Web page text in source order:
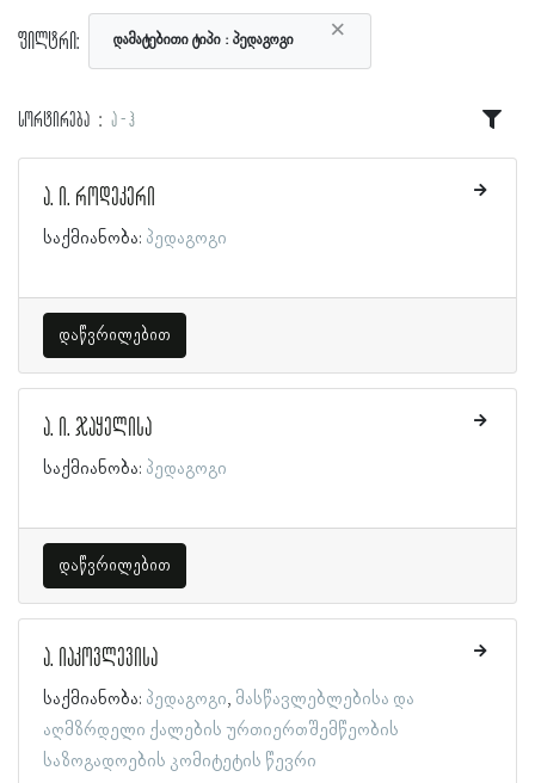
ფილტრი: ×
დამატებითი ტიპი პედაგოგი
სორტირება ა - ჰ
ა. ი. როდეკერი
საქმიანობა: პედაგოგი
დაწვრილებით
ა. ი. ჯაყელისა
საქმიანობა: პედაგოგი
დაწვრილებით
ა. იაკოვლევისა
საქმიანობა: პედაგოგი მასწავლებლებისა და
აღმზრდელი ქალების ურთიერთშემწეობის
საზოგადოების კომიტეტის წევრი